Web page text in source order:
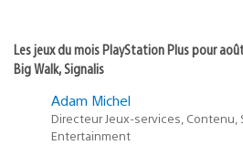
Les jeux du mois PlayStation Plus pour
Big Walk, Signalis
Adam Michel
Directeur Jeux-services, Contenu,
Entertainment